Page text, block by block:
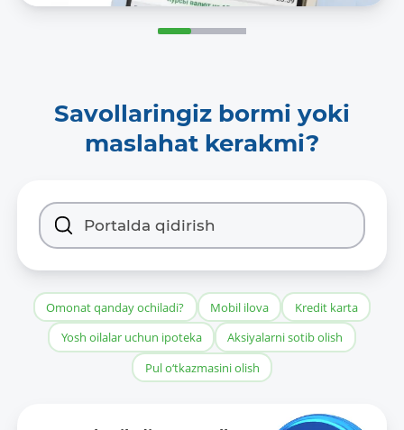
Savollaringiz bormi yoki
maslahat kerakmi?
Omonat qanday ochiladi? Mobil ilova
Kredit karta
Yosh oilalar uchun ipoteka
Aksiyalarni sotib olish
Pul o‘tkazmasini olish